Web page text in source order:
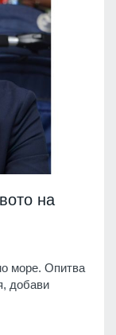
на
море. Опитва
добави